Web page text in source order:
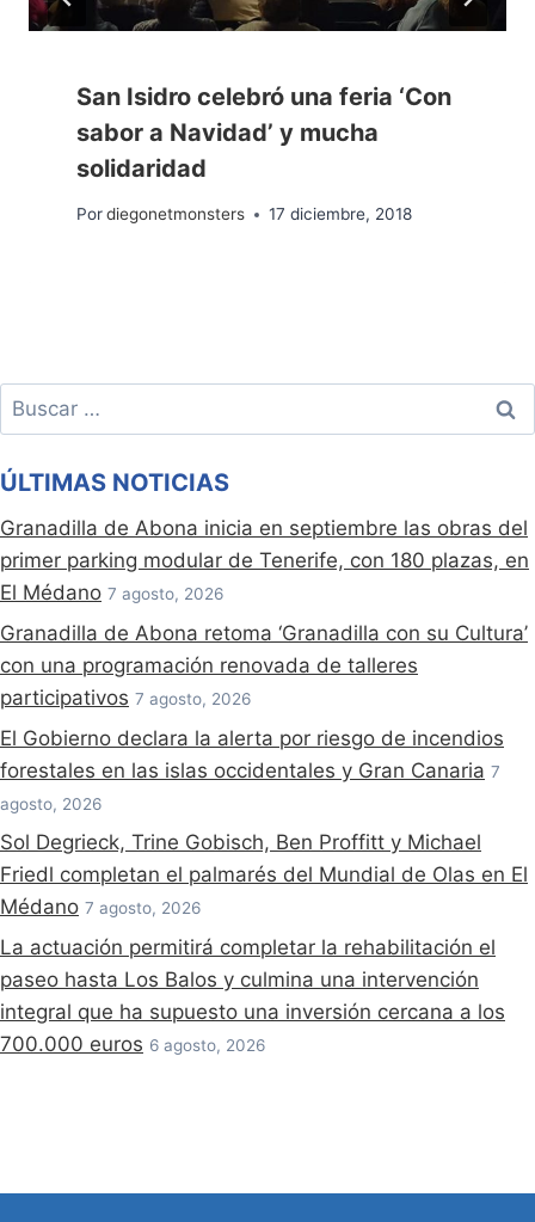
San Isidro celebró una feria ‘Con
sabor a Navidad’ y mucha
solidaridad
Pordiegonetmonsters 17 diciembre, 2018
Buscar:
ÚLTIMAS NOTICIAS
Granadilla de Abona inicia en septiembre las obras del
primer parking modular de Tenerife, con 180 plazas, en
El Médano 7 agosto, 2026
Granadilla de Abona retoma ‘Granadilla con su Cultura’
con una programación renovada de talleres
participativos 7 agosto, 2026
El Gobierno declara la alerta por riesgo de incendios
forestales en las islas occidentales y Gran Canaria 7
agosto, 2026
Sol Degrieck, Trine Gobisch, Ben Proffitt y Michael
Friedl completan el palmarés del Mundial de Olas en El
Médano 7 agosto, 2026
La actuación permitirá completar la rehabilitación el
paseo hasta Los Balos y culmina una intervención
integral que ha supuesto una inversión cercana a los
700.000 euros 6 agosto, 2026